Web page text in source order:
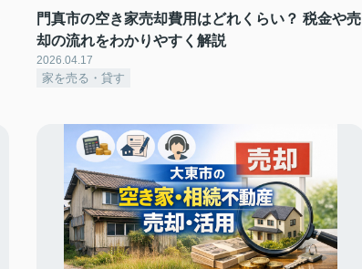
門真市の空き家売却費用はどれくらい？ 税金や売
却の流れをわかりやすく解説
2026.04.17
家を売る・貸す